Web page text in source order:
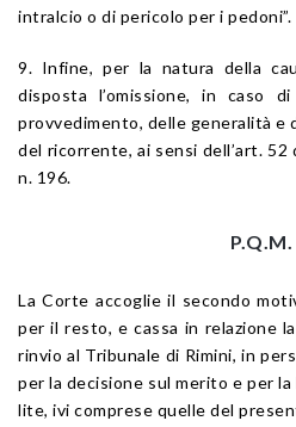
intralcio o di pericolo per i pedoni”.
9. Infine, per la natura della
disposta l’omissione, in caso
provvedimento, delle generalità
del ricorrente, ai sensi dell’art. 52
n. 196.
P.Q.M.
La Corte accoglie il secondo
per il resto, e cassa in relazione
rinvio al Tribunale di Rimini, in
per la decisione sul merito e per la
lite, ivi comprese quelle del